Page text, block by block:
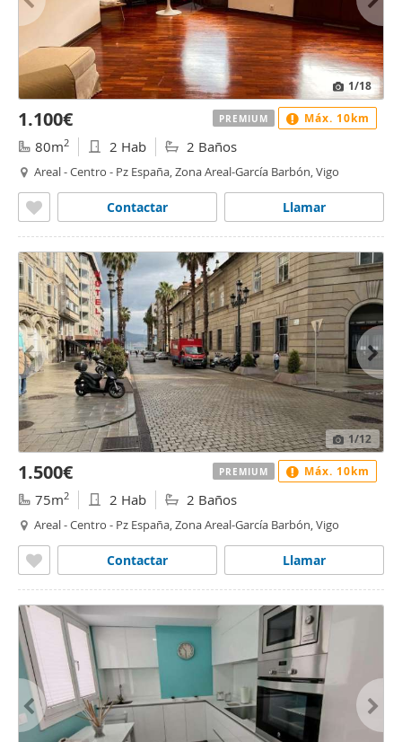
1/18
1.100€
80m2 2 Hab 2 Baños
Areal - Centro - Pz España, Zona Areal-García Barbón, Vigo
Llamar
Contactar
PREMIUM Máx. 10km
1/12
1.500€
75m2 2 Hab 2 Baños
Areal - Centro - Pz España, Zona Areal-García Barbón, Vigo
Llamar
Contactar
PREMIUM Máx. 10km